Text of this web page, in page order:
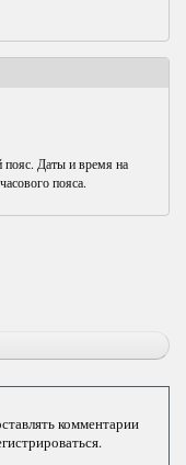
пояс. Даты и время на
пояса.
комментарии